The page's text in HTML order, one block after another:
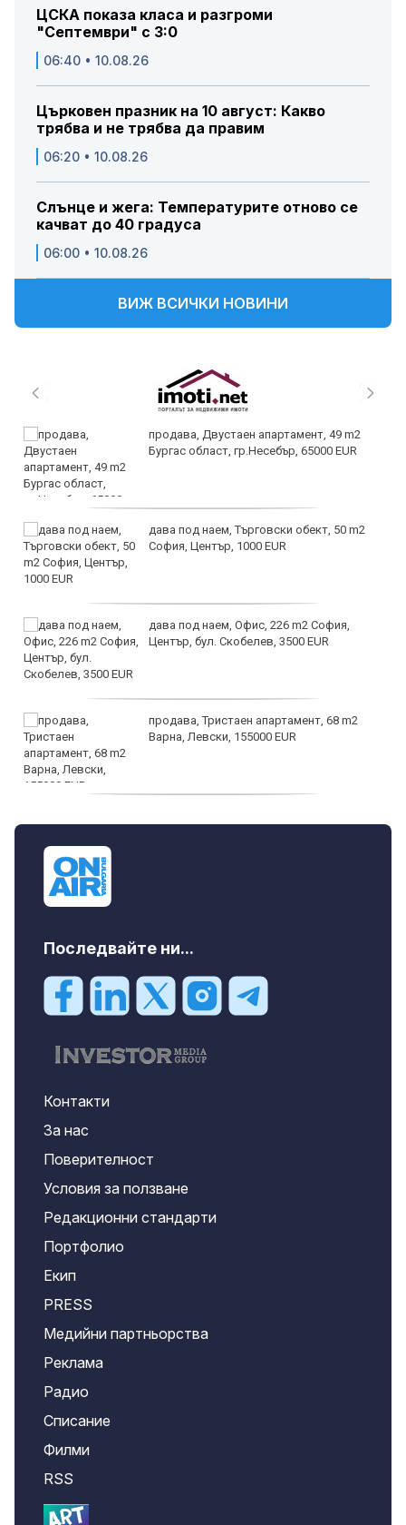
ЦСКА показа класа и разгроми
"Септември" с 3:0
06:40 • 10.08.26
Църковен празник на 10 август: Какво
трябва и не трябва да правим
06:20 • 10.08.26
Слънце и жега: Температурите отново се
качват до 40 градуса
06:00 • 10.08.26
ВИЖ ВСИЧКИ НОВИНИ
продава, Двустаен апартамент, 49 m2
Бургас област, гр.Несебър, 65000 EUR
дава под наем, Търговски обект, 50 m2
София, Център, 1000 EUR
дава под наем, Офис, 226 m2 София,
Център, бул. Скобелев, 3500 EUR
продава, Тристаен апартамент, 68 m2
Варна, Левски, 155000 EUR
Последвайте ни...
Контакти
За нас
Поверителност
Условия за ползване
Редакционни стандарти
Портфолио
Екип
PRESS
Медийни партньорства
Реклама
Радио
Списание
Филми
RSS